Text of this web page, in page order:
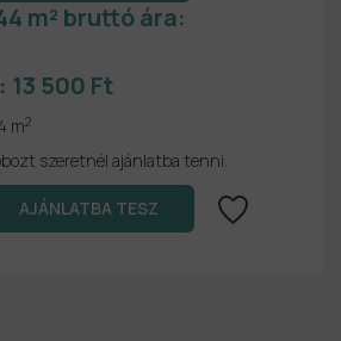
m² bruttó ára:
13 500 Ft
m2
szeretnél ajánlatba tenni.